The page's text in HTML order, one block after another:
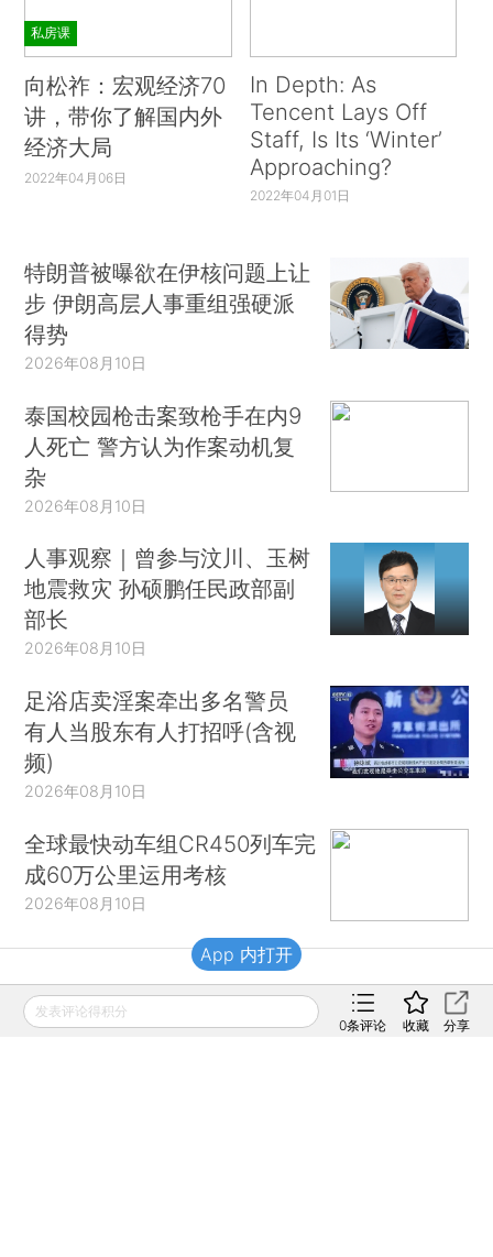
私房课
向松祚：宏观经济70
讲，带你了解国内外
经济大局
2022年04月06日
In Depth: As
Tencent Lays Off
Staff, Is Its ‘Winter’
Approaching?
2022年04月01日
特朗普被曝欲在伊核问题上让
步 伊朗高层人事重组强硬派
得势
2026年08月10日
泰国校园枪击案致枪手在内9
人死亡 警方认为作案动机复
杂
2026年08月10日
人事观察｜曾参与汶川、玉树
地震救灾 孙硕鹏任民政部副
部长
2026年08月10日
足浴店卖淫案牵出多名警员
有人当股东有人打招呼(含视
频)
2026年08月10日
全球最快动车组CR450列车完
成60万公里运用考核
2026年08月10日
财新移动
发表评论得积分
0条评论 收藏 分享
App 内打开